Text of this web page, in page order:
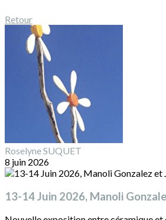
Retour
Roselyne SUQUET
8 juin 2026
13-14 Juin 2026, Manoli